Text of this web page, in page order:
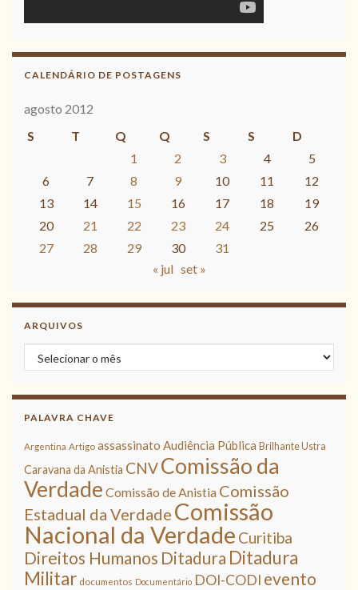
CALENDÁRIO DE POSTAGENS
agosto 2012
S
T Q Q S S
D
1
2 3 4
5
6
7 8 9 10 11
12
13
14 15 16 17 18
19
20
21 22 23 24 25
26
27
28 29 30
31
« jul set »
ARQUIVOS
Arquivos
PALAVRA CHAVE
Argentina Artigo assassinato Audiência Pública Brilhante Ustra
Caravana da Anistia CNVComissão da
Verdade Comissão de Anistia Comissão
Estadual da Verdade Comissão
Nacional da Verdade Curitiba
Direitos Humanos Ditadura Ditadura
Militar documentos Documentário DOI-CODI evento